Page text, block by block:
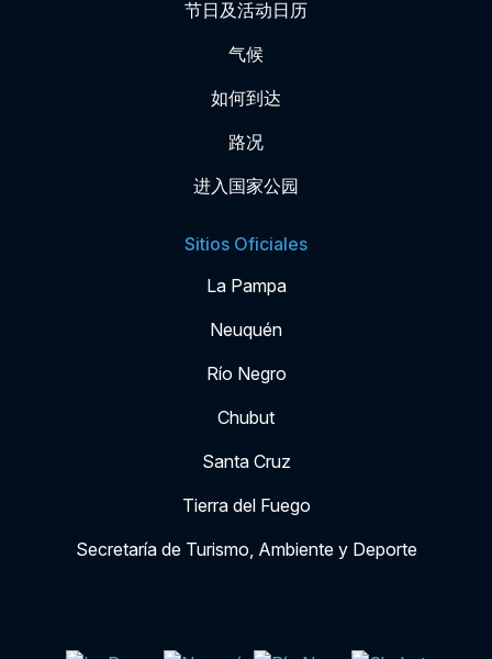
节日及活动日历
气候
如何到达
路况
进入国家公园
Sitios Oficiales
La Pampa
Neuquén
Río Negro
Chubut
Santa Cruz
Tierra del Fuego
Secretaría de Turismo, Ambiente y Deporte